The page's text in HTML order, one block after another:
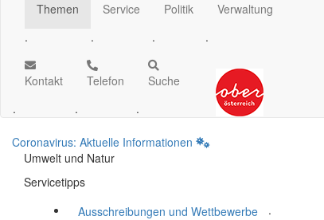
Themen
.
Service
.
Politik
.
Verwaltung
.
Kontakt
.
Telefon
.
Suche
.
Coronavirus: Aktuelle Informationen
Umwelt und Natur
Servicetipps
Ausschreibungen und Wettbewerbe
.